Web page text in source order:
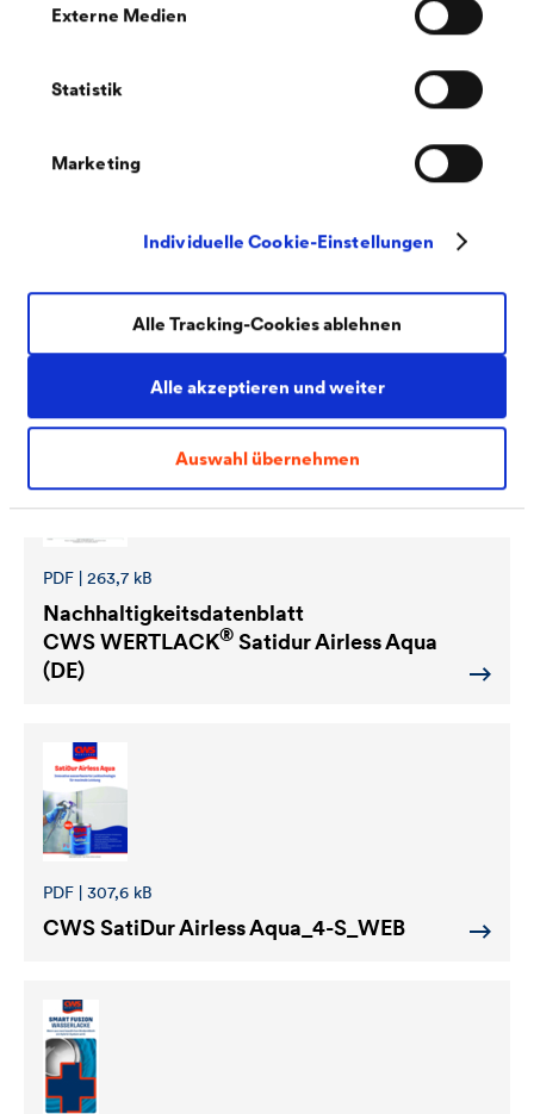
Externe Medien
Statistik
Marketing
Individuelle Cookie-Einstellungen
Alle akzeptieren und weiter
Auswahl übernehmen
Alle Tracking-Cookies ablehnen
PDF | 152,8 kB
CWS WERTLACK®
PDF | 150 kB
SicherheitsdatenblattCWS WERTLACK
Satidur Airless Aqua (DE-DE)
PDF | 263,7 kB
Nachhaltigkeitsdatenblatt
CWS WERTLACK® Satidur Airless Aqua
(DE)
PDF | 307,6 kB
CWS SatiDur Airless Aqua_4-S_WEB